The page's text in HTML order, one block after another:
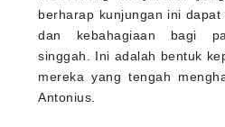
berharap kunjungan ini
dan kebahagiaan bagi
singgah. Ini adalah bentuk
mereka yang tengah
Antonius.